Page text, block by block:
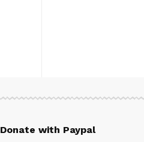
Donate with Paypal